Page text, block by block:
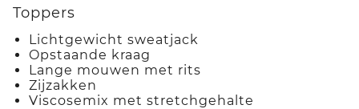
Toppers
Lichtgewicht sweatjack
Opstaande kraag
Lange mouwen met rits
Zijzakken
Viscosemix met stretchgehalte